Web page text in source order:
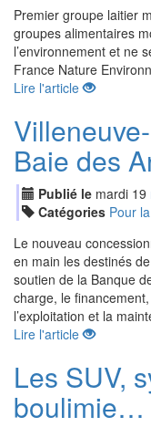
Premier groupe laitier
groupes alimentaires
l’environnement et ne
France Nature
Lire l'article
Baie des
Publié le mardi 19
Catégories Pour
Le nouveau
en main les destinés
soutien de la Banque
charge, le
l’exploitation et la
Lire l'article
Les SUV,
boulimie…